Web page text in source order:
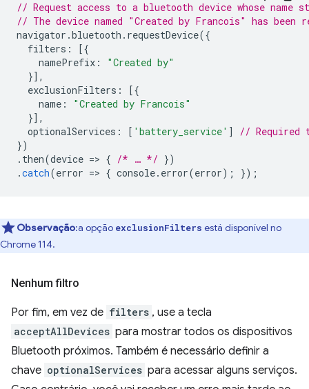
// Request access to a bluetooth device whose
// The device named "Created by Francois" has been
navigator .bluetooth . requestDevice({
filters :
[{
namePrefix :
"Created by"
}],
exclusionFilters :
[{
name :
"Created by Francois"
}],
optionalServices : [ 'battery_service' ]
// Required
})
. then(device => { /* … */ })
.catch(error => { console. error(error); });
Observação:a opção exclusionFilters está disponível no
Chrome 114.
Nenhum filtro
Por fim, em vez de filters , use a tecla
acceptAllDevices para mostrar todos os dispositivos
Bluetooth próximos. Também é necessário definir a
chave optionalServices para acessar alguns serviços.